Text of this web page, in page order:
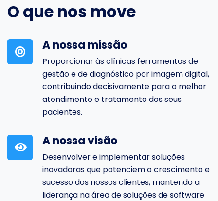
O que nos move
A nossa missão
Proporcionar às clínicas ferramentas de
gestão e de diagnóstico por imagem digital,
contribuindo decisivamente para o melhor
atendimento e tratamento dos seus
pacientes.
A nossa visão
Desenvolver e implementar soluções
inovadoras que potenciem o crescimento e
sucesso dos nossos clientes, mantendo a
liderança na área de soluções de software